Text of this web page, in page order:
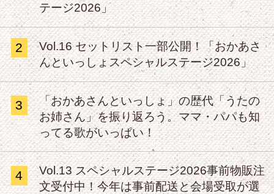
テージ2026」
2
Vol.16 セットリスト一部公開！「おかあさ
んといっしょスペシャルステージ2026」
3
「おかあさんといっしょ」の歴代「うたの
お姉さん」を振り返ろう。ママ・パパも知
ってる歌がいっぱい！
4
Vol.13 スペシャルステージ2026事前物販注
文受付中！今年は事前配送と会場受取が選